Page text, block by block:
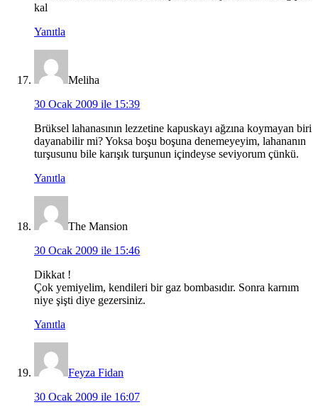
kal
Yanıtla
Meliha
30 Ocak 2009 ile 15:39
Brüksel lahanasının lezzetine kapuskayı ağzına koymayan biri
dayanabilir mi? Yoksa boşu boşuna denemeyeyim, lahananın
turşusunu bile karışık turşunun içindeyse seviyorum çünkü.
Yanıtla
The Mansion
30 Ocak 2009 ile 15:46
Dikkat !
Çok yemiyelim, kendileri bir gaz bombasıdır. Sonra karnım
niye şişti diye gezersiniz.
Yanıtla
Feyza Fidan
30 Ocak 2009 ile 16:07